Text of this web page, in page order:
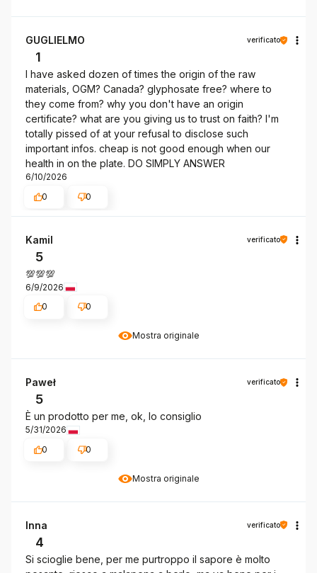
GUGLIELMO verificato
1
I have asked dozen of times the origin of the raw
materials, OGM? Canada? glyphosate free? where to
they come from? why you don't have an origin
certificate? what are you giving us to trust on faith? I'm
totally pissed of at your refusal to disclose such
important infos. cheap is not good enough when our
health in on the plate. DO SIMPLY ANSWER
6/10/2026
0
0
Mostra originale
Kamil verificato
5
💯💯💯
6/9/2026
0
0
Mostra originale
Paweł verificato
5
È un prodotto per me, ok, lo consiglio
5/31/2026
0
0
Inna verificato
4
Si scioglie bene, per me purtroppo il sapore è molto